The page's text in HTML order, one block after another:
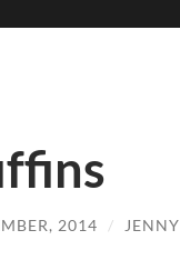
2014 / JENNY